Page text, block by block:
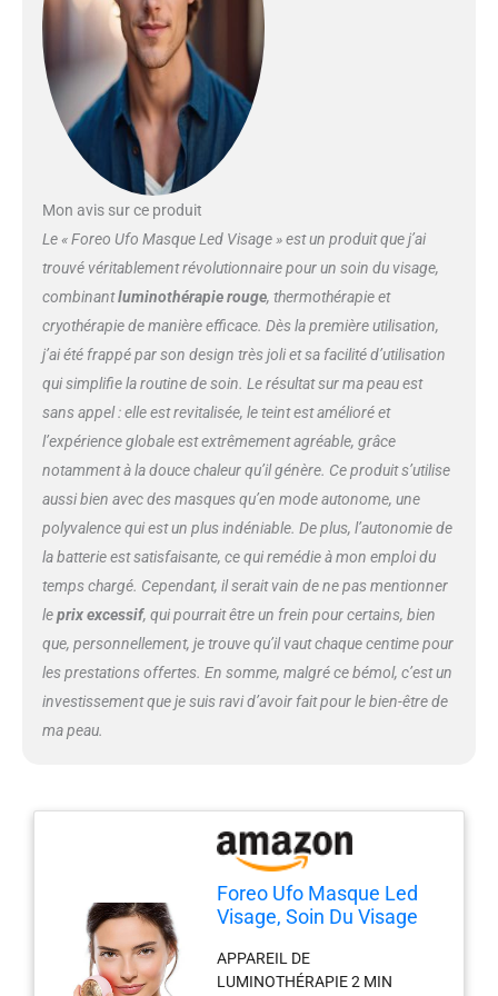
conçue pour cibler les besoins de
la peau, améliorer et obtenir des
résultats de soins de la peau de
niveau professionnel SOIN
VISAGE PREMIUM PROPRE ET
CONCENTRÉ Les routines de
masques de luminothérapie
cliniquement prouvées.
Compatible avec les masques
actifs UFO. SOINS
PERSONNALISABLES Utilisez les
routines préprogrammées pour
compléter chaque masque
coréen ou personnalisez les
enregistrez les paramètres pour
une utilisation manuelle.
Mon avis sur ce produit
Le « Foreo Ufo Masque Led Visage » est un produit que j’ai
trouvé véritablement révolutionnaire pour un soin du visage,
combinantluminothérapie rouge, thermothérapie et
cryothérapie de manière efficace. Dès la première utilisation,
j’ai été frappé par son design très joli et sa facilité d’utilisation
qui simplifie la routine de soin. Le résultat sur ma peau est
sans appel : elle est revitalisée, le teint est amélioré et
l’expérience globale est extrêmement agréable, grâce
notamment à la douce chaleur qu’il génère. Ce produit s’utilise
aussi bien avec des masques qu’en mode autonome, une
polyvalence qui est un plus indéniable. De plus, l’autonomie de
la batterie est satisfaisante, ce qui remédie à mon emploi du
temps chargé. Cependant, il serait vain de ne pas mentionner
leprix excessif, qui pourrait être un frein pour certains, bien
que, personnellement, je trouve qu’il vaut chaque centime pour
les prestations offertes. En somme, malgré ce bémol, c’est un
investissement que je suis ravi d’avoir fait pour le bien-être de
ma peau.
Foreo Ufo Masque Led
Visage, Soin Du Visage
Rouge, Soin Coréen,
Thermothérapie,
APPAREIL DE
LUMINOTHÉRAPIE 2 MIN